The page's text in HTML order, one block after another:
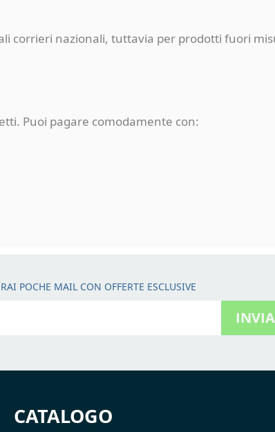
corrieri nazionali, tuttavia per prodotti fuori
Puoi pagare comodamente con:
POCHE MAIL CON OFFERTE ESCLUSIVE
INVIA
CATALOGO